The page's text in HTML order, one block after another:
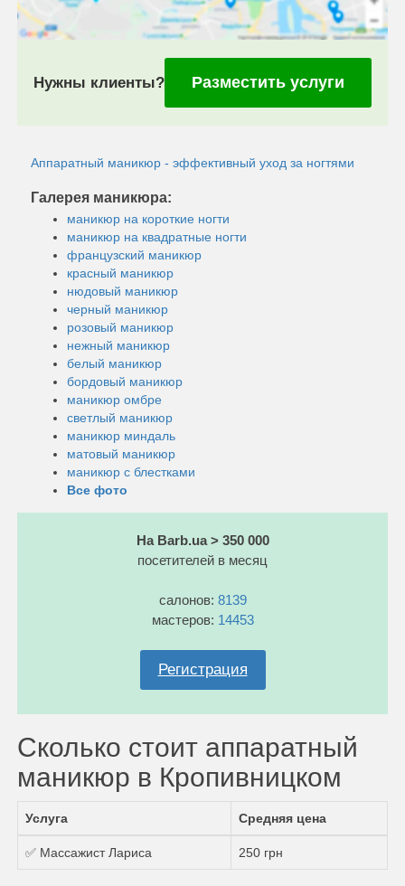
Нужны клиенты? Разместить услуги
Аппаратный маникюр - эффективный уход за ногтями
Галерея маникюра:
маникюр на короткие ногти
маникюр на квадратные ногти
французский маникюр
красный маникюр
нюдовый маникюр
черный маникюр
розовый маникюр
нежный маникюр
белый маникюр
бордовый маникюр
маникюр омбре
светлый маникюр
маникюр миндаль
матовый маникюр
маникюр с блестками
Все фото
На Barb.ua > 350 000
посетителей в месяц
салонов: 8139
мастеров: 14453
Регистрация
Сколько стоит аппаратный
маникюр в Кропивницком
Услуга Средняя цена
✅ Массажист Лариса 250 грн